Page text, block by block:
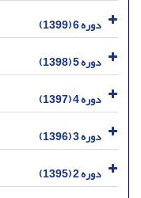
دوره 6 (1399)
دوره 5 (1398)
دوره 4 (1397)
دوره 3 (1396)
دوره 2 (1395)